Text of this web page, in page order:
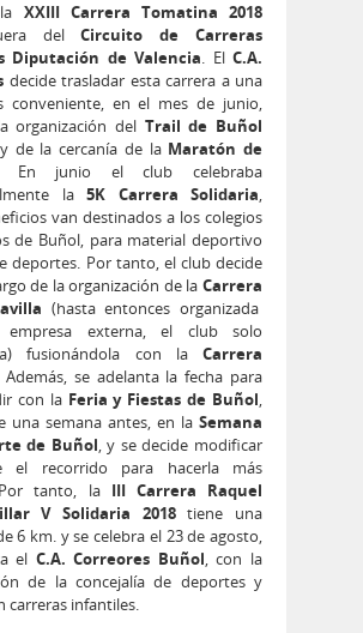
XXIII Carrera Tomatina 2018
delCircuito de Carreras
Diputación de Valencia. ElC.A.
decide trasladar esta carrera a una
conveniente, en el mes de junio,
organización del Trail de Buñol
de la cercanía de la Maratón de
En junio el club celebraba
la 5K Carrera Solidaria,
van destinados a los colegios
de Buñol, para material deportivo
deportes. Por tanto, el club decide
de la organización de la Carrera
(hasta entonces organizada
externa, el club solo
fusionándola con la Carrera
Además, se adelanta la fecha para
con la Feria y Fiestas de Buñol,
una semana antes, en la Semana
de Buñol, y se decide modificar
el recorrido para hacerla más
tanto, la III Carrera Raquel
V Solidaria 2018tiene una
6 km. y se celebra el 23 de agosto,
el C.A. Correores Buñol, con la
de la concejalía de deportes y
carreras infantiles.